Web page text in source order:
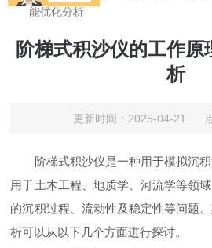
能优化分析
阶梯式积沙仪的工作
析
更新时间：2025-04-21
阶梯式积沙仪是一种用于模拟沉积
用于土木工程、地质学、河流学等领
的沉积过程、流动性及稳定性等问题
析可以从以下几个方面进行探讨。